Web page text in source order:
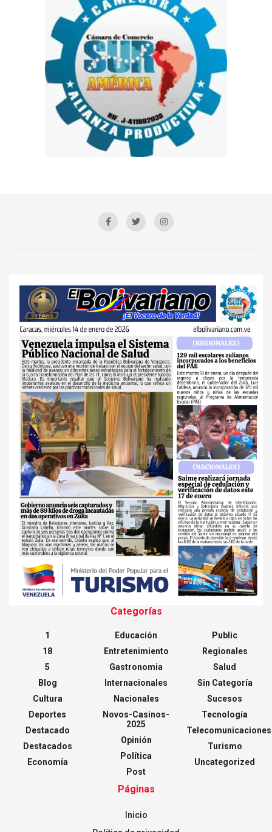
Categorías
1
18
5
Blog
Cultura
Deportes
Destacado
Destacados
Economía
Educación
Entretenimiento
Gastronomia
Internacionales
Nacionales
Novos-Casinos-
2025
Opinión
Política
Post
Public
Regionales
Salud
Sin Categoría
Sucesos
Tecnología
Telecomunicaciones
Turismo
Uncategorized
Páginas
Inicio